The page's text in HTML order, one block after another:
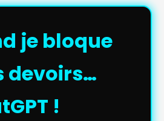
je bloque
devoirs…
!